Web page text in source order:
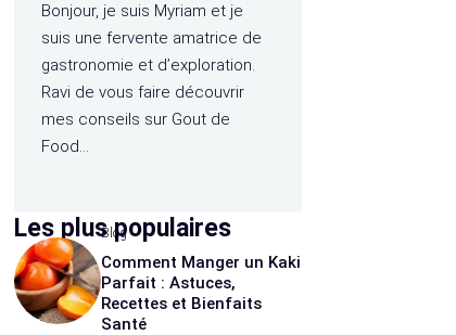
Bonjour, je suis Myriam et je
suis une fervente amatrice de
gastronomie et d’exploration.
Ravi de vous faire découvrir
mes conseils sur Gout de
Food…
Les plus populaires
Blog
Comment Manger un Kaki
Parfait : Astuces,
Recettes et Bienfaits
Santé